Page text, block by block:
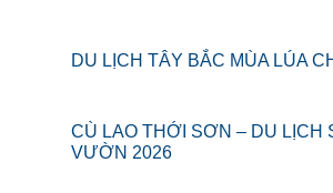
DU LỊCH TÂY BẮC MÙA LÚA
CÙ LAO THỚI SƠN – DU LỊCH
VƯỜN 2026